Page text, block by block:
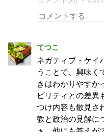
てつこ
ネガティブ・ケイ
うことで、興味く
きはわかりやすか
ビリティとの差異
つけ内容も散見さ
教と政治の見解に